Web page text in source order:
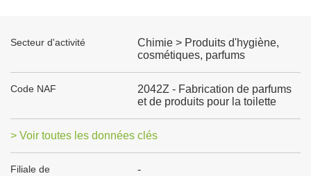
Secteur d'activité
Chimie > Produits d'hygiène,
cosmétiques, parfums
Code NAF
2042Z - Fabrication de parfums
et de produits pour la toilette
> Voir toutes les données clés
Filiale de -